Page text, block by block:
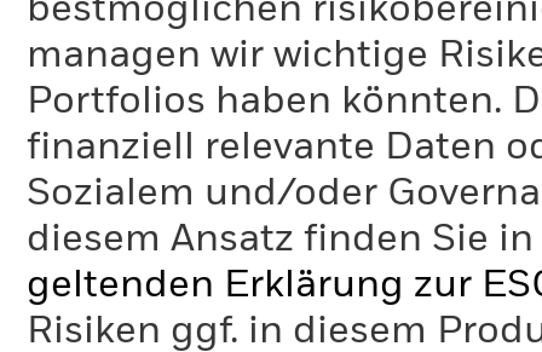
bestmöglichen
managen wir wichtige
Portfolios haben könnten.
finanziell relevante Daten
Sozialem und/oder
diesem Ansatz finden Sie
geltenden Erklärung zur
Risiken ggf. in diesem